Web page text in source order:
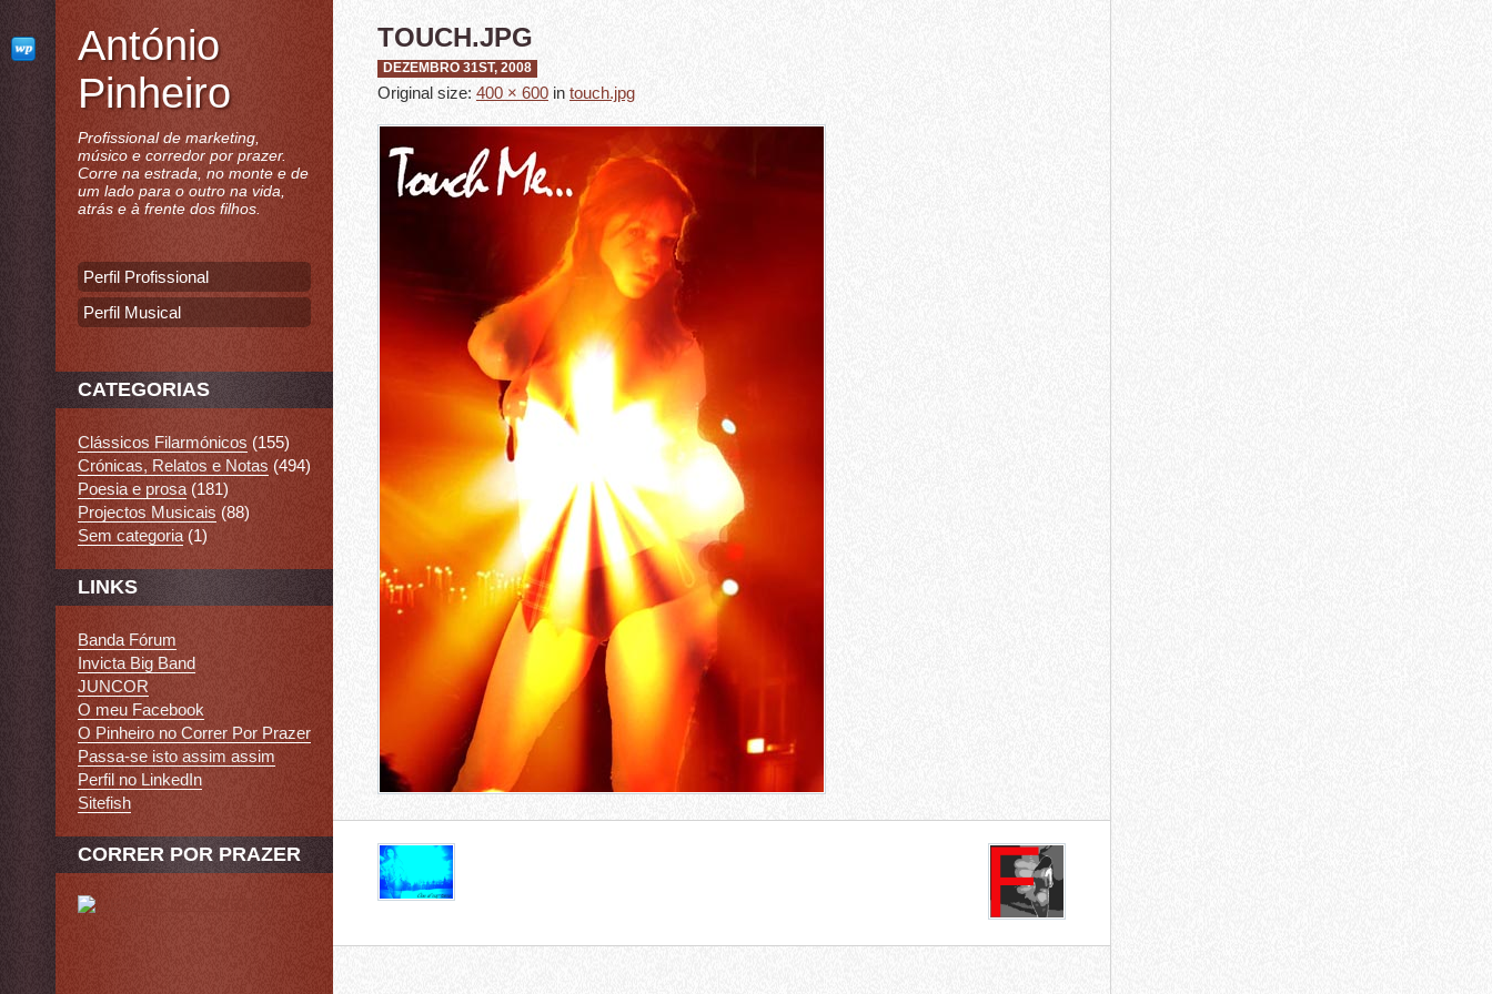
TOUCH.JPG
DEZEMBRO 31ST, 2008
Original size: 400 × 600 in touch.jpg
António
Pinheiro
Profissional de marketing,
músico e corredor por prazer.
Corre na estrada, no monte e de
um lado para o outro na vida,
atrás e à frente dos filhos.
Perfil Profissional
Perfil Musical
CATEGORIAS
Clássicos Filarmónicos (155)
Crónicas, Relatos e Notas (494)
Poesia e prosa (181)
Projectos Musicais (88)
Sem categoria (1)
LINKS
Banda Fórum
Invicta Big Band
JUNCOR
O meu Facebook
O Pinheiro no Correr Por Prazer
Passa-se isto assim assim
Perfil no LinkedIn
Sitefish
CORRER POR PRAZER